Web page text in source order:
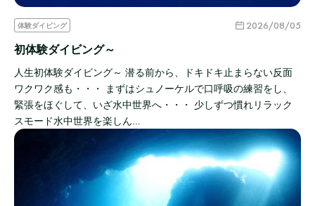
体験ダイビング 2026/08/05
初体験ダイビング～
人生初体験ダイビング～ 潜る前から、ドキドキ止まらない反面
ワクワク感も・・・ まずはシュノーケルで口呼吸の練習をし、
緊張をほぐして、いざ水中世界へ・・・ 少しずつ慣れリラック
スモード水中世界を楽しん…